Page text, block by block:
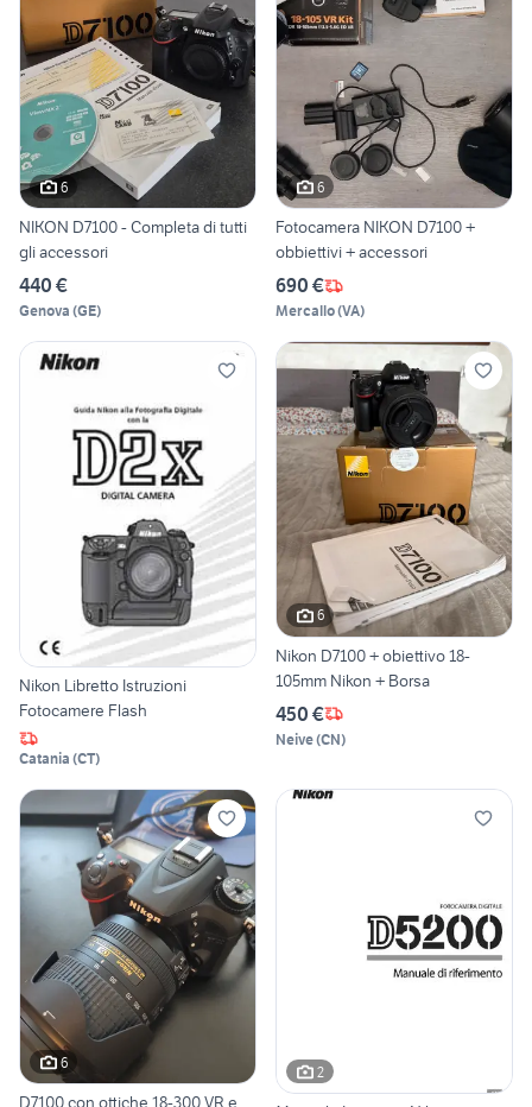
6
NIKON D7100 - Completa di tutti
gli accessori
440 €
Genova (GE)
6
Fotocamera NIKON D7100 +
obbiettivi + accessori
690 €
Mercallo(VA)
Nikon Libretto Istruzioni
Fotocamere Flash
Catania (CT)
6
Nikon D7100 + obiettivo 18-
105mm Nikon + Borsa
450 €
Neive(CN)
6
D7100 con ottiche 18-300 VR e
2